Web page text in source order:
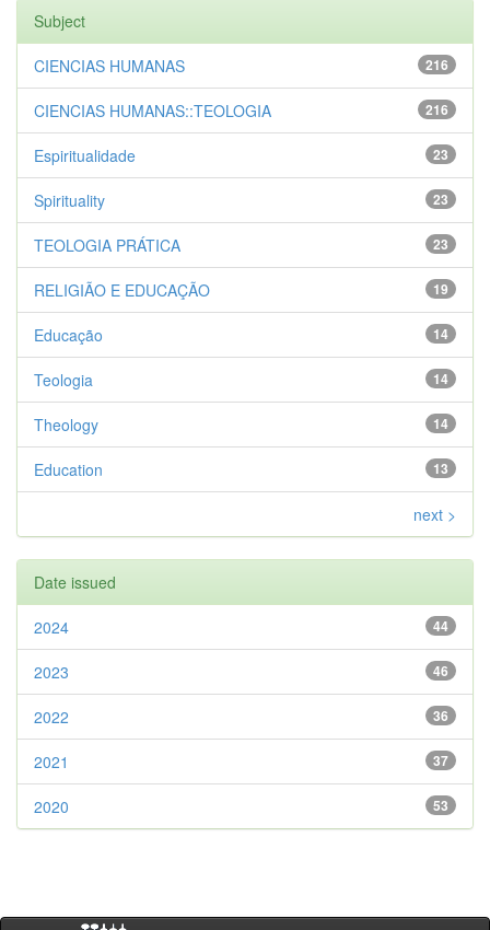
Subject
216
CIENCIAS HUMANAS
216
CIENCIAS HUMANAS::TEOLOGIA
23
Espiritualidade
23
Spirituality
23
TEOLOGIA PRÁTICA
19
RELIGIÃO E EDUCAÇÃO
14
Educação
14
Teologia
14
Theology
13
Education
next >
Date issued
44
2024
46
2023
36
2022
37
2021
53
2020